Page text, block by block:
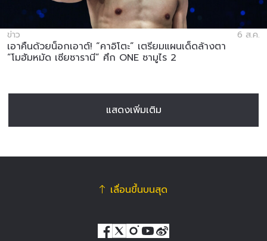
ข่าว 6 ส.ค.
เอาคืนด้วยน็อกเอาต์! “คาอิโตะ” เตรียมแผนเด็ดล้างตา
“โมฮัมหมัด เซียซารานี” ศึก ONE ซามูไร 2
แสดงเพิ่มเติม
เลื่อนขึ้นบนสุด